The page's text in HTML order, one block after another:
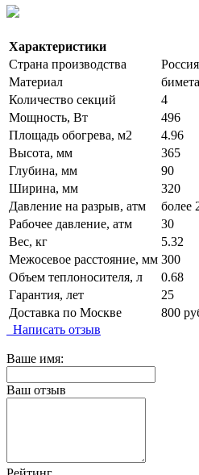
Характеристики
Страна производства
Россия
Материал
Количество секций
4
Мощность, Вт
496
Площадь обогрева, м2
4.96
Высота, мм
365
Глубина, мм
90
Ширина, мм
320
Давление на разрыв, атм
более
Рабочее давление, атм
30
Вес, кг
5.32
Межосевое расстояние, мм 300
Объем теплоносителя, л
0.68
Гарантия, лет
25
Доставка по Москве
800
Написать отзыв
Ваше имя:
Ваш отзыв